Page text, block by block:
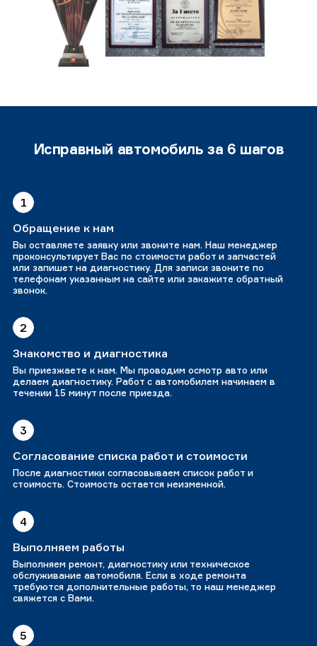
Исправный автомобиль за 6 шагов
1
Обращение к нам
Вы оставляете заявку или звоните нам. Наш менеджер
проконсультирует Вас по стоимости работ и запчастей
или запишет на диагностику. Для записи звоните по
телефонам указанным на сайте или закажите обратный
звонок.
2
Знакомство и диагностика
Вы приезжаете к нам. Мы проводим осмотр авто или
делаем диагностику. Работ с автомобилем начинаем в
течении 15 минут после приезда.
3
Согласование списка работ и стоимости
После диагностики согласовываем список работ и
стоимость. Стоимость остается неизменной.
4
Выполняем работы
Выполняем ремонт, диагностику или техническое
обслуживание автомобиля. Если в ходе ремонта
требуются дополнительные работы, то наш менеджер
свяжется с Вами.
5